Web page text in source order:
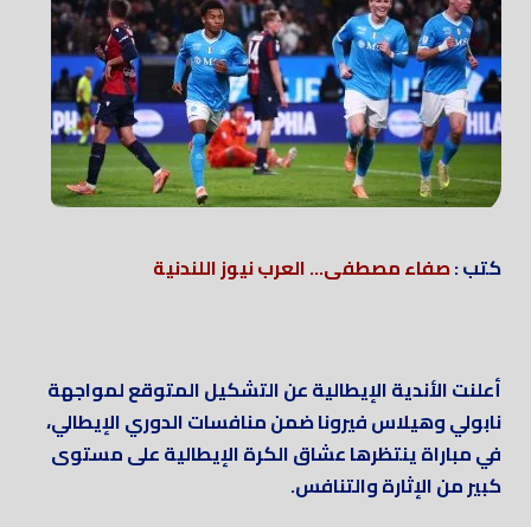
كتب :صفاء مصطفى... العرب نيوز اللندنية
أعلنت الأندية الإيطالية عن التشكيل المتوقع لمواجهة
نابولي وهيلاس فيرونا ضمن منافسات الدوري الإيطالي،
في مباراة ينتظرها عشاق الكرة الإيطالية على مستوى
كبير من الإثارة والتنافس.